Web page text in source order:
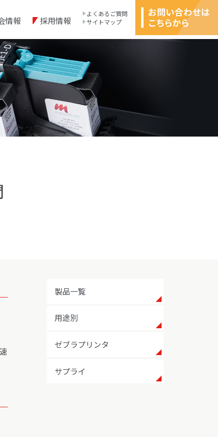
情報 採用情報
よくあるご質問
サイトマップ
製品一覧
用途別
ゼブラプリンタ
サプライ